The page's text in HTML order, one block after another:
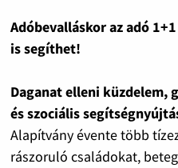
Adóbevalláskor az adó
is segíthet!
Daganat elleni küzdelem,
és szociális
Alapítvány évente több
rászoruló családokat,